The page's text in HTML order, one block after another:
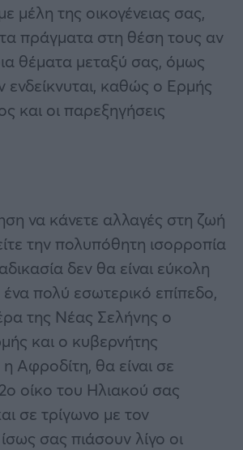
μέλη της οικογένειας σας,
πράγματα στη θέση τους αν
θέματα μεταξύ σας, όμως
ενδείκνυται, καθώς ο Ερμής
και οι παρεξηγήσεις
να κάνετε αλλαγές στη ζωή
την πολυπόθητη ισορροπία
δεν θα είναι εύκολη
ένα πολύ εσωτερικό επίπεδο,
της Νέας Σελήνης ο
και ο κυβερνήτης
Αφροδίτη, θα είναι σε
οίκο του Ηλιακού σας
σε τρίγωνο με τον
σας πιάσουν λίγο οι